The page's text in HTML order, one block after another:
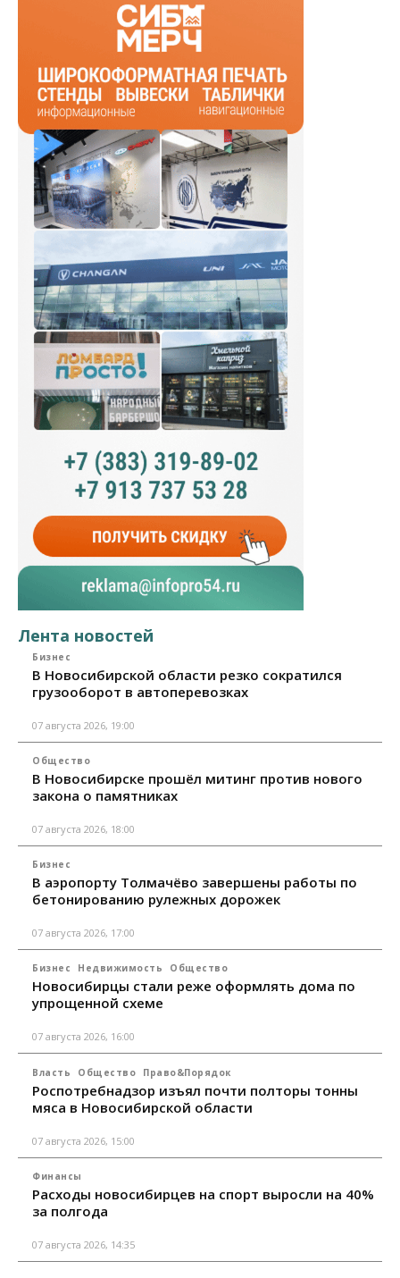
Лента новостей
Бизнес
В Новосибирской области резко сократился
грузооборот в автоперевозках
07 августа 2026, 19:00
Общество
В Новосибирске прошёл митинг против нового
закона о памятниках
07 августа 2026, 18:00
Бизнес
В аэропорту Толмачёво завершены работы по
бетонированию рулежных дорожек
07 августа 2026, 17:00
Бизнес Недвижимость Общество
Новосибирцы стали реже оформлять дома по
упрощенной схеме
07 августа 2026, 16:00
Власть Общество Право&Порядок
Роспотребнадзор изъял почти полторы тонны
мяса в Новосибирской области
07 августа 2026, 15:00
Финансы
Расходы новосибирцев на спорт выросли на 40%
за полгода
07 августа 2026, 14:35